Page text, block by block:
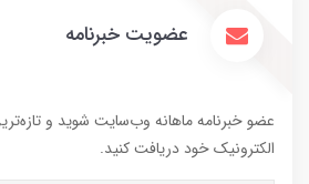
عضویت خبرنامه
عضو خبرنامه ماهانه وب‌سایت شوید و
الکترونیک خود دریافت کنید.